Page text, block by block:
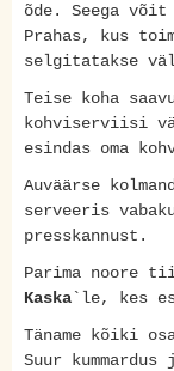
õde. Seega
Prahas, kus
selgitatakse
Teise koha
kohviserviisi
esindas oma
Auväärse
serveeris
presskannust.
Parima noore
Kaska`le, kes
Täname kõiki
Suur